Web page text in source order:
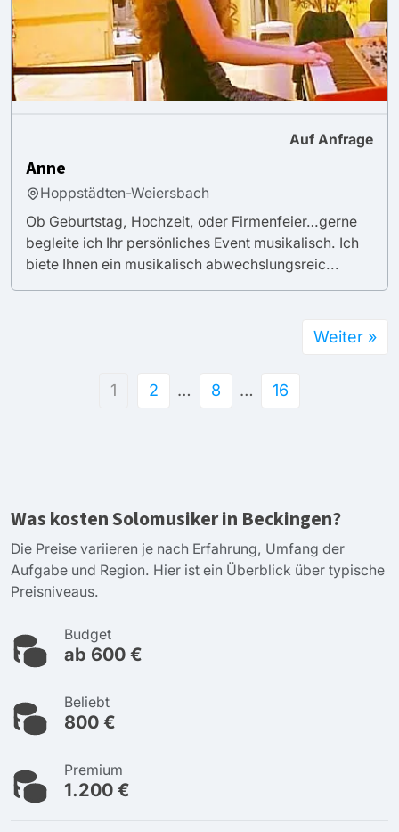
Auf Anfrage
Anne
Hoppstädten-Weiersbach
Ob Geburtstag, Hochzeit, oder Firmenfeier…gerne
begleite ich Ihr persönliches Event musikalisch. Ich
biete Ihnen ein musikalisch abwechslungsreic...
1 2 … 8 … 16
Weiter »
Was kosten Solomusiker in Beckingen?
Die Preise variieren je nach Erfahrung, Umfang der
Aufgabe und Region. Hier ist ein Überblick über typische
Preisniveaus.
Budget
ab 600 €
Beliebt
800 €
Premium
1.200 €